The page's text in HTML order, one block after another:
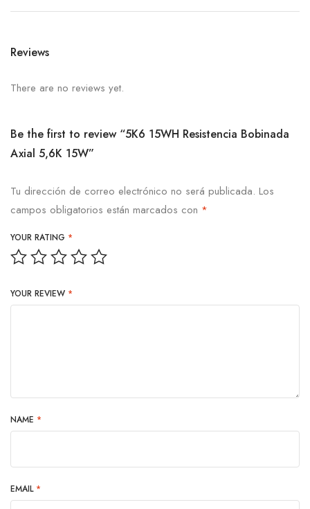
Reviews
There are no reviews yet.
Be the first to review “5K6 15WH Resistencia Bobinada
Axial 5,6K 15W”
Tu dirección de correo electrónico no será publicada. Los
campos obligatorios están marcados con *
YOUR RATING *
YOUR REVIEW *
NAME *
EMAIL *